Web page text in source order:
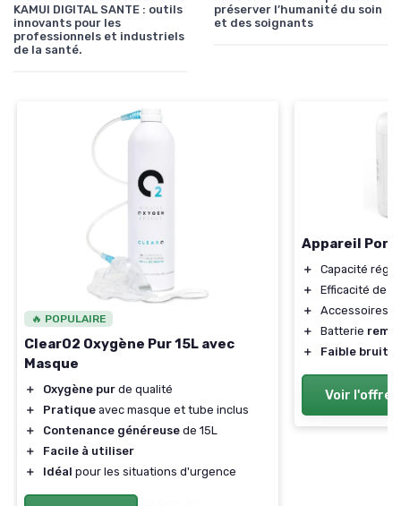
KAMUI DIGITAL SANTE : outils
innovants pour les
professionnels et industriels
de la santé.
préserver l’humanité du soin
et des soignants
🔥 POPULAIRE
ClearO2 Oxygène Pur 15L avec
Masque
＋ Oxygène pur de qualité
＋
Pratique avec masque et tube inclus
＋
Contenance généreuse de 15L
＋
Facile à utiliser
＋
Idéal pour les situations d'urgence
Appareil
＋
Capacité
＋
Efficacité de
＋
Accessoires
＋
Batterie
＋
Faible bruit
Voir l'offre